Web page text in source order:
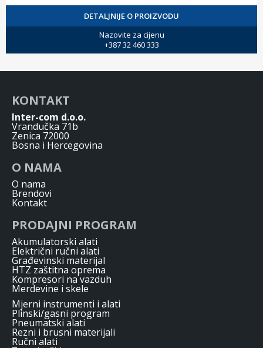
DETALJNIJE O PROIZVODU
Nazovite za cijenu
+387 32 460 333
KONTAKT
Inter-com d.o.o.
Vrandučka 71b
Zenica 72000
Bosna i Hercegovina
O NAMA
O nama
Brendovi
Kontakt
PRODAJNI PROGRAM
Akumulatorski alati
Električni ručni alati
Građevinski materijal
HTZ zaštitna oprema
Kompresori na vazduh
Merdevine i skele
Mjerni instrumenti i alati
Plinski/gasni program
Pneumatski alati
Rezni i brusni materijali
Ručni alati